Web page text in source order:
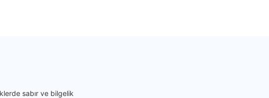
sabır ve bilgelik